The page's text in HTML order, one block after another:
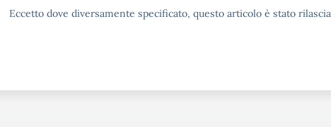
Eccetto dove diversamente specificato, questo articolo è stato